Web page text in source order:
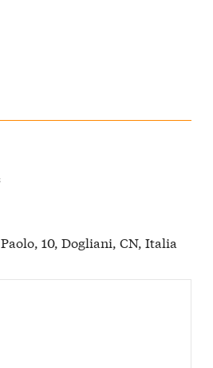
10, Dogliani, CN, Italia